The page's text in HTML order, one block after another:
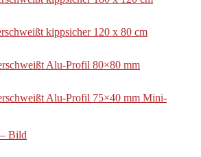
kippsicher 120 x 80 cm
Alu-Profil 80×80 mm
Alu-Profil 75×40 mm Mini-
– Bild